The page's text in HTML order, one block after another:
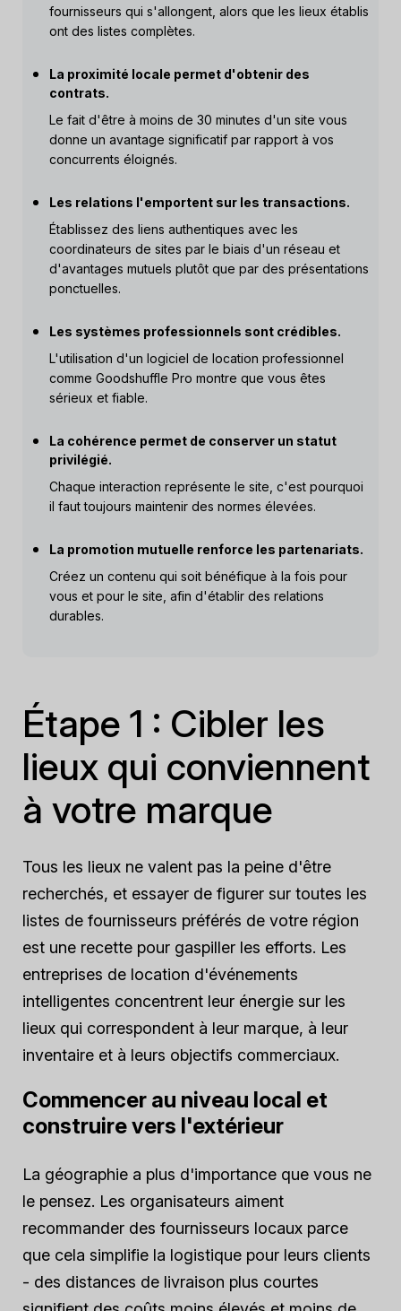
fournisseurs qui s'allongent, alors que les lieux établis
ont des listes complètes.
La proximité locale permet d'obtenir des
contrats.
Le fait d'être à moins de 30 minutes d'un site vous
donne un avantage significatif par rapport à vos
concurrents éloignés.
Les relations l'emportent sur les transactions.
Établissez des liens authentiques avec les
coordinateurs de sites par le biais d'un réseau et
d'avantages mutuels plutôt que par des présentations
ponctuelles.
Les systèmes professionnels sont crédibles.
L'utilisation d'un logiciel de location professionnel
comme Goodshuffle Pro montre que vous êtes
sérieux et fiable.
La cohérence permet de conserver un statut
privilégié.
Chaque interaction représente le site, c'est pourquoi
il faut toujours maintenir des normes élevées.
La promotion mutuelle renforce les partenariats.
Créez un contenu qui soit bénéfique à la fois pour
vous et pour le site, afin d'établir des relations
durables.
Étape 1 : Cibler les
lieux qui conviennent
à votre marque
Tous les lieux ne valent pas la peine d'être
recherchés, et essayer de figurer sur toutes les
listes de fournisseurs préférés de votre région
est une recette pour gaspiller les efforts. Les
entreprises de location d'événements
intelligentes concentrent leur énergie sur les
lieux qui correspondent à leur marque, à leur
inventaire et à leurs objectifs commerciaux.
Commencer au niveau local et
construire vers l'extérieur
La géographie a plus d'importance que vous ne
le pensez. Les organisateurs aiment
recommander des fournisseurs locaux parce
que cela simplifie la logistique pour leurs clients
- des distances de livraison plus courtes